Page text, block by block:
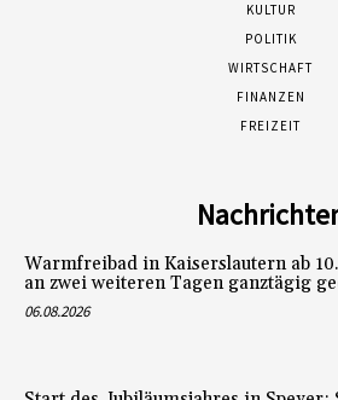
KULTUR
POLITIK
WIRTSCHAFT
FINANZEN
FREIZEIT
Warmfreibad in Kaiserslautern ab
an zwei weiteren Tagen ganztägig
06.08.2026